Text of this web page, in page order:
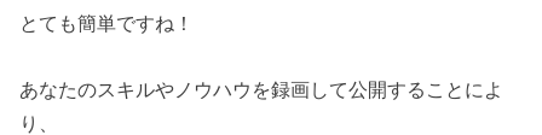
とても簡単ですね！
あなたのスキルやノウハウを録画して公開することによ
り、